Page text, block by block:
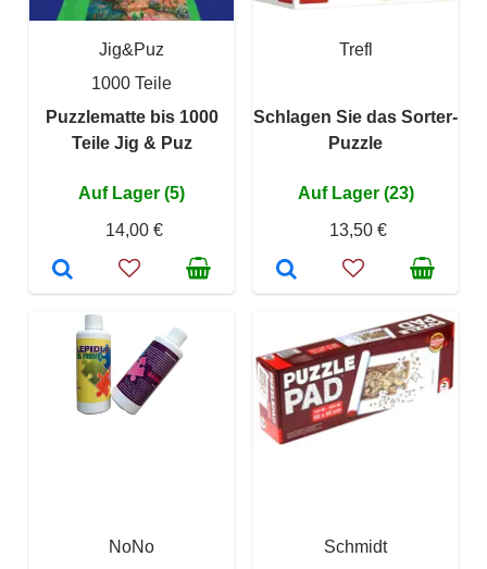
Jig&Puz
1000 Teile
Puzzlematte bis 1000
Teile Jig & Puz
Auf Lager (5)
14,00 €
Trefl
Schlagen Sie das Sorter-
Puzzle
Auf Lager (23)
13,50 €
NoNo
Schmidt